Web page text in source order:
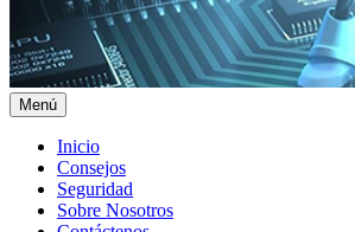
Menú
Menú
principal
Inicio
Consejos
Seguridad
Sobre Nosotros